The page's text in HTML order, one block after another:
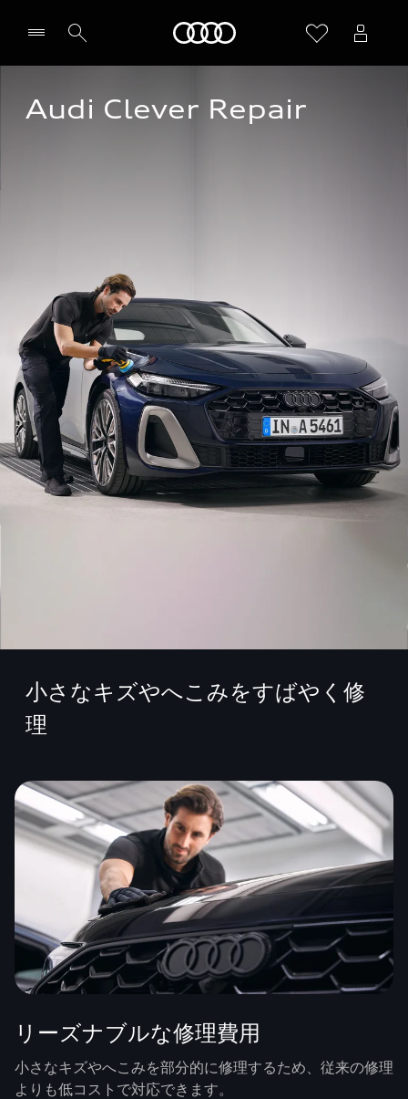
Audi Clever Repair
小さなキズやへこみをすばやく修
理
リーズナブルな修理費用
小さなキズやへこみを部分的に修理するため、従来の修理
よりも低コストで対応できます。